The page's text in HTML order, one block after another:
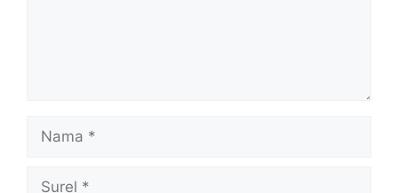
Nama
Surel